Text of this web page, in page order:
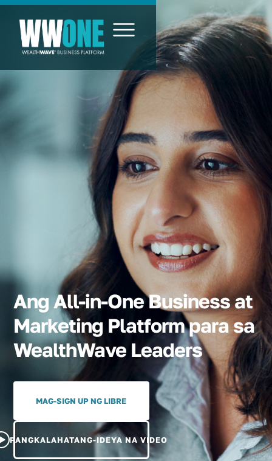
Ang All-in-One Business at
Marketing Platform para sa
WealthWave Leaders
MAG-SIGN UP NG LIBRE
PANGKALAHATANG-IDEYA NA VIDEO